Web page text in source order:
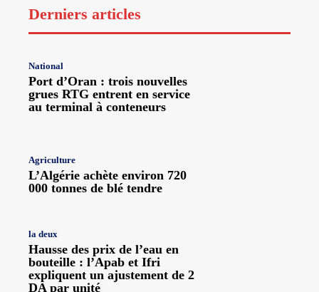
Derniers articles
National
Port d’Oran : trois nouvelles
grues RTG entrent en service
au terminal à conteneurs
Agriculture
L’Algérie achète environ 720
000 tonnes de blé tendre
la deux
Hausse des prix de l’eau en
bouteille : l’Apab et Ifri
expliquent un ajustement de 2
DA par unité